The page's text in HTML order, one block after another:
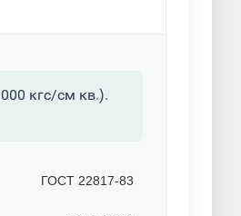
кгс/см кв.).